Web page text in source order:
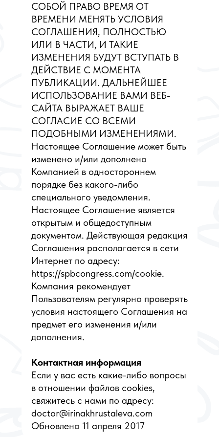
СОБОЙ ПРАВО ВРЕМЯ ОТ
ВРЕМЕНИ МЕНЯТЬ УСЛОВИЯ
СОГЛАШЕНИЯ, ПОЛНОСТЬЮ
ИЛИ В ЧАСТИ, И ТАКИЕ
ИЗМЕНЕНИЯ БУДУТ ВСТУПАТЬ В
ДЕЙСТВИЕ С МОМЕНТА
ПУБЛИКАЦИИ. ДАЛЬНЕЙШЕЕ
ИСПОЛЬЗОВАНИЕ ВАМИ ВЕБ-
САЙТА ВЫРАЖАЕТ ВАШЕ
СОГЛАСИЕ СО ВСЕМИ
ПОДОБНЫМИ ИЗМЕНЕНИЯМИ.
Настоящее Соглашение может быть
изменено и/или дополнено
Компанией в одностороннем
порядке без какого-либо
специального уведомления.
Настоящее Соглашение является
открытым и общедоступным
документом. Действующая редакция
Соглашения располагается в сети
Интернет по адресу:
https://spbcongress.com/cookie.
Компания рекомендует
Пользователям регулярно проверять
условия настоящего Соглашения на
предмет его изменения и/или
дополнения.
Контактная информация
Если у вас есть какие-либо вопросы
в отношении файлов cookies,
свяжитесь с нами по адресу:
doctor@irinakhrustaleva.com
Обновлено 11 апреля 2017